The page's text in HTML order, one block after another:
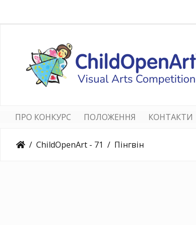
ПРО КОНКУРС ПОЛОЖЕННЯ КОНТАКТИ
ChildOpenArt - 71 Пінгвін